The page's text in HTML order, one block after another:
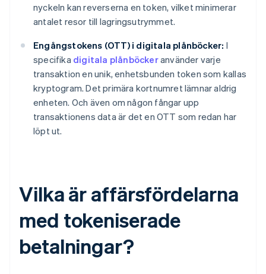
nyckeln kan reverserna en token, vilket minimerar
antalet resor till lagringsutrymmet.
Engångstokens (OTT) i digitala plånböcker: I
specifika digitala plånböckeranvänder varje
transaktion en unik, enhetsbunden token som kallas
kryptogram. Det primära kortnumret lämnar aldrig
enheten. Och även om någon fångar upp
transaktionens data är det en OTT som redan har
löpt ut.
Vilka är affärsfördelarna
med tokeniserade
betalningar?